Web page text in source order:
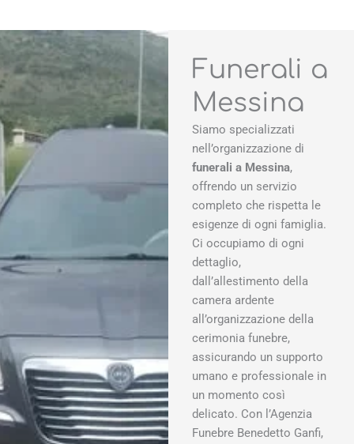
Funerali a
Messina
Siamo specializzati
nell’organizzazione di
funerali a Messina,
offrendo un servizio
completo che rispetta le
esigenze di ogni famiglia.
Ci occupiamo di ogni
dettaglio,
dall’allestimento della
camera ardente
all’organizzazione della
cerimonia funebre,
assicurando un supporto
umano e professionale in
un momento così
delicato. Con l’Agenzia
Funebre Benedetto Ganfi,